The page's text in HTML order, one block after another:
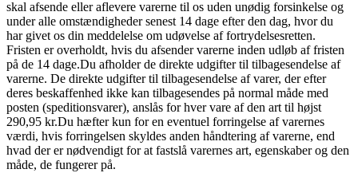
skal afsende eller aflevere varerne til os uden unødig forsinkelse og
under alle omstændigheder senest 14 dage efter den dag, hvor du
har givet os din meddelelse om udøvelse af fortrydelsesretten.
Fristen er overholdt, hvis du afsender varerne inden udløb af fristen
på de 14 dage.Du afholder de direkte udgifter til tilbagesendelse af
varerne. De direkte udgifter til tilbagesendelse af varer, der efter
deres beskaffenhed ikke kan tilbagesendes på normal måde med
posten (speditionsvarer), anslås for hver vare af den art til højst
290,95 kr.Du hæfter kun for en eventuel forringelse af varernes
værdi, hvis forringelsen skyldes anden håndtering af varerne, end
hvad der er nødvendigt for at fastslå varernes art, egenskaber og den
måde, de fungerer på.